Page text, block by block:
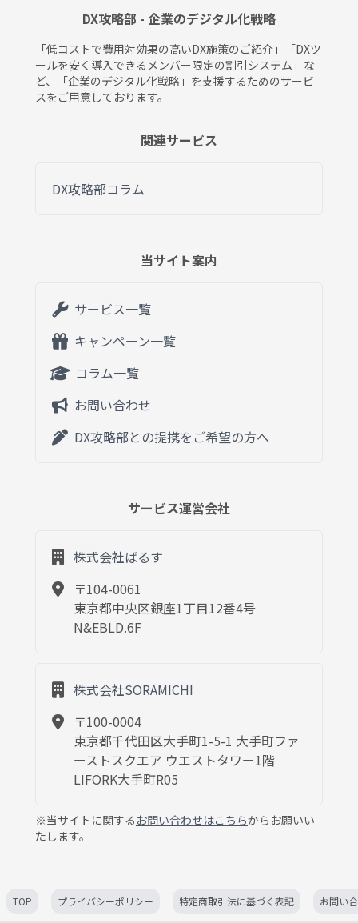
DX攻略部 - 企業のデジタル化戦略
「低コストで費用対効果の高いDX施策のご紹介」「DXツ
ールを安く導入できるメンバー限定の割引システム」な
ど、「企業のデジタル化戦略」を支援するためのサービ
スをご用意しております。
関連サービス
DX攻略部コラム
当サイト案内
サービス一覧
キャンペーン一覧
コラム一覧
お問い合わせ
DX攻略部との提携をご希望の方へ
サービス運営会社
株式会社ばるす
〒104-0061
東京都中央区銀座1丁目12番4号
N&EBLD.6F
株式会社SORAMICHI
〒100-0004
東京都千代田区大手町1-5-1 大手町ファ
ーストスクエア ウエストタワー1階
LIFORK大手町R05
※当サイトに関する お問い合わせはこちらからお願いい
たします。
TOP プライバシーポリシー 特定商取引法に基づく表記 お問い